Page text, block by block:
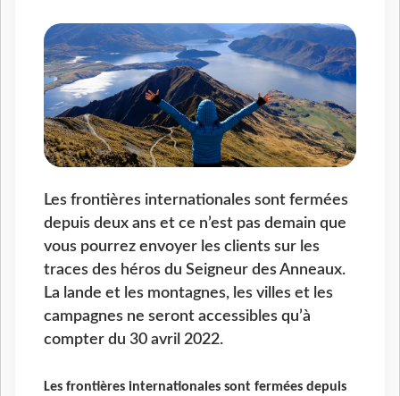
Les frontières internationales sont fermées
depuis deux ans et ce n’est pas demain que
vous pourrez envoyer les clients sur les
traces des héros du Seigneur des Anneaux.
La lande et les montagnes, les villes et les
campagnes ne seront accessibles qu’à
compter du 30 avril 2022.
Les frontières internationales sont fermées depuis